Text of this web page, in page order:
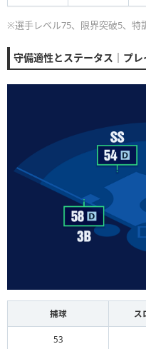
※選手レベル75、限界突破5、特
守備適性とステータス｜プ
捕球 ス
53